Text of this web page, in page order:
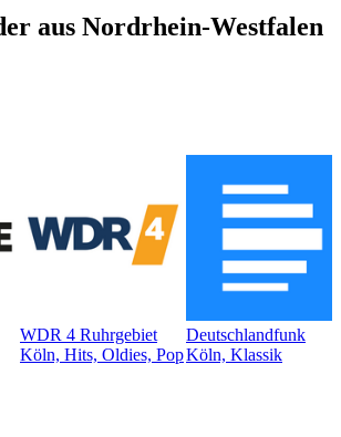
aus Nordrhein-Westfalen
WDR 4 Ruhrgebiet
Köln, Hits, Oldies, Pop
Deutschlandfunk
Köln, Klassik